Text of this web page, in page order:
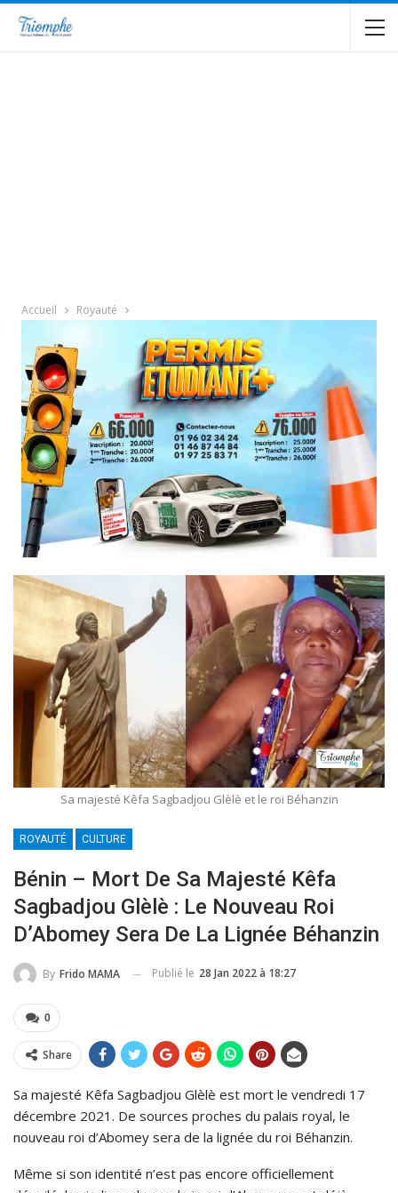
Accueil Royauté
Sa majesté Kêfa Sagbadjou Glèlè et le roi Béhanzin
ROYAUTÉ CULTURE
Bénin – Mort De Sa Majesté Kêfa
Sagbadjou Glèlè : Le Nouveau Roi
D’Abomey Sera De La Lignée Béhanzin
By Frido MAMA Publié le 28 Jan 2022 à 18:27
0
Share
Sa majesté Kêfa Sagbadjou Glèlè est mort le vendredi 17
décembre 2021. De sources proches du palais royal, le
nouveau roi d’Abomey sera de la lignée du roi Béhanzin.
Même si son identité n’est pas encore officiellement